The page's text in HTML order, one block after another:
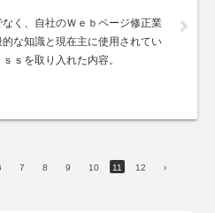
く、自社のＷｅｂページ修正業
な知識と現在主に使用されてい
ｓを取り入れた内容。
7 8 9 10 11 12 ›